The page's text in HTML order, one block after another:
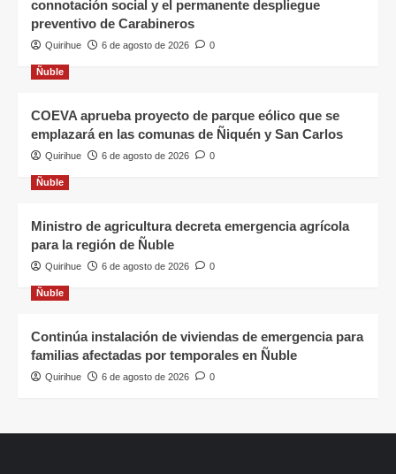
connotación social y el permanente despliegue
preventivo de Carabineros
Quirihue 6 de agosto de 2026 0
Ñuble
COEVA aprueba proyecto de parque eólico que se
emplazará en las comunas de Ñiquén y San Carlos
Quirihue 6 de agosto de 2026 0
Ñuble
Ministro de agricultura decreta emergencia agrícola
para la región de Ñuble
Quirihue 6 de agosto de 2026 0
Ñuble
Continúa instalación de viviendas de emergencia para
familias afectadas por temporales en Ñuble
Quirihue 6 de agosto de 2026 0